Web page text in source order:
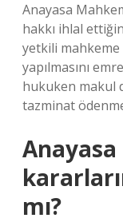
Anayasa
hakkı ihlal
yetkili mahkeme
yapılmasını
hukuken makul
tazminat
mı?